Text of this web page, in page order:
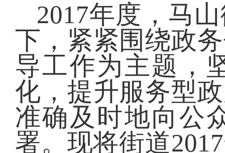
2017年度，马
下，紧紧围绕政
导工作为主题，
化，提升服务型
准确及时地向公
署。现将街道